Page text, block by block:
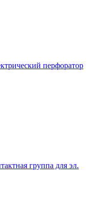
перфоратор
группа для эл.